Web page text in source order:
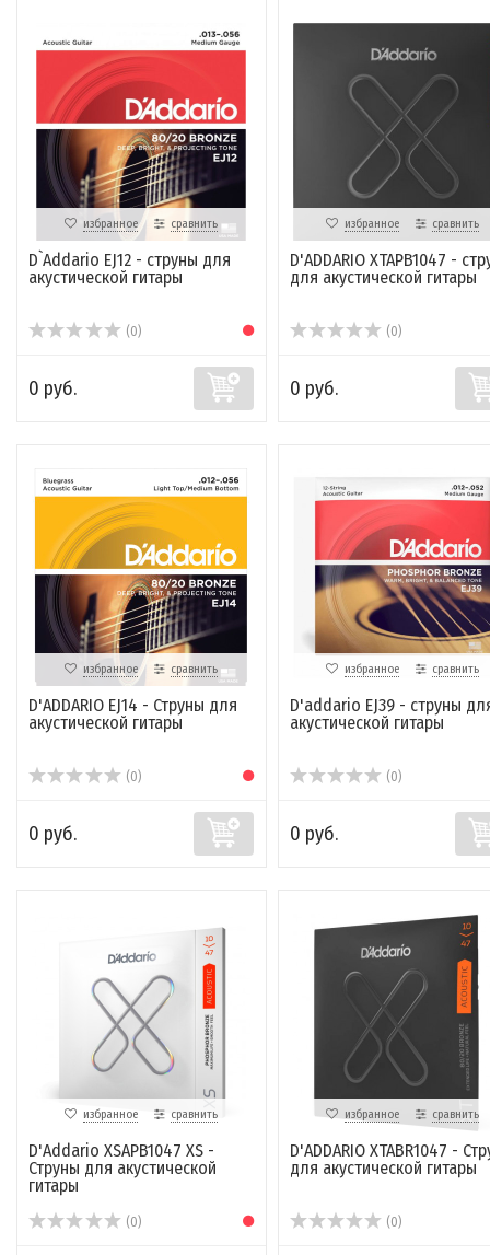
избранное сравнить
D`Addario EJ12 - струны для
акустической гитары
(0)
0 руб.
избранное сравнить
D'ADDARIO XTAPB1047 -
для акустической гитары
(0)
0 руб.
избранное сравнить
D'ADDARIO EJ14 - Струны для
акустической гитары
(0)
0 руб.
избранное сравнить
D'addario EJ39 - струны
акустической гитары
(0)
0 руб.
избранное сравнить
D'Addario XSAPB1047 XS -
Струны для акустической
гитары
(0)
избранное сравнить
D'ADDARIO XTABR1047 -
для акустической гитары
(0)